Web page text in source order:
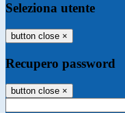
Seleziona utente
button close ×
Recupero password
button close ×